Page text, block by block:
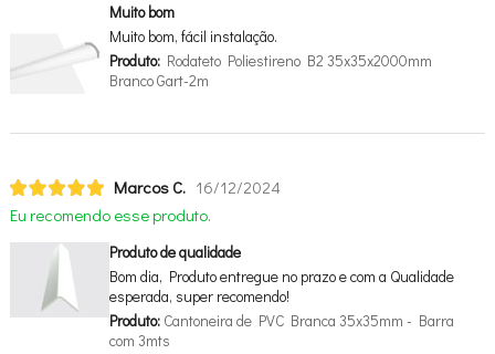
Muito bom
Muito bom, fácil instalação.
Produto:Rodateto Poliestireno B2 35x35x2000mm
Branco Gart-2m
Marcos C. 16/12/2024
Eu recomendo esse produto.
Produto de qualidade
Bom dia, Produto entregue no prazo e com a Qualidade
esperada, super recomendo!
Produto:Cantoneira de PVC Branca 35x35mm - Barra
com 3mts